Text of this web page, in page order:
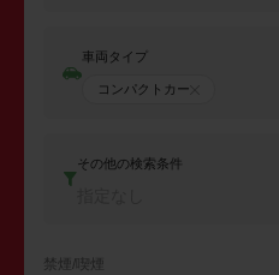
車両タイプ
コンパクトカー
その他の検索条件
禁煙/喫煙